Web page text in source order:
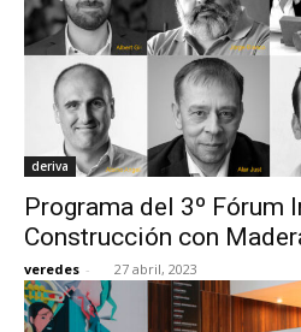
deriva
Programa del 3º Fórum
Construcción con
veredes - 27 abril, 2023